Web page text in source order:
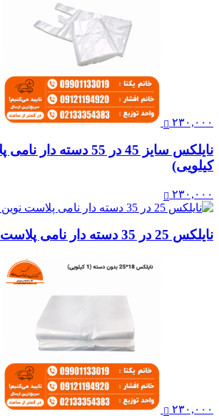
۲۳۰,۰۰۰
کیلویی)
۲۳۰,۰۰۰
نایلکس 25 در 35 دسته دار نامی پلاست نوین ( 1 کیلویی )
۲۳۰,۰۰۰